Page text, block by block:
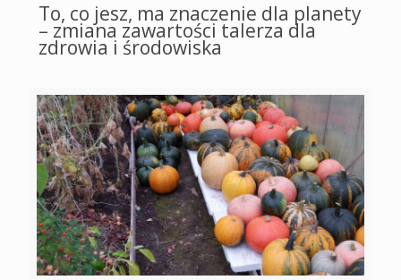
To, co jesz, ma znaczenie dla planety
– zmiana zawartości talerza dla
zdrowia i środowiska